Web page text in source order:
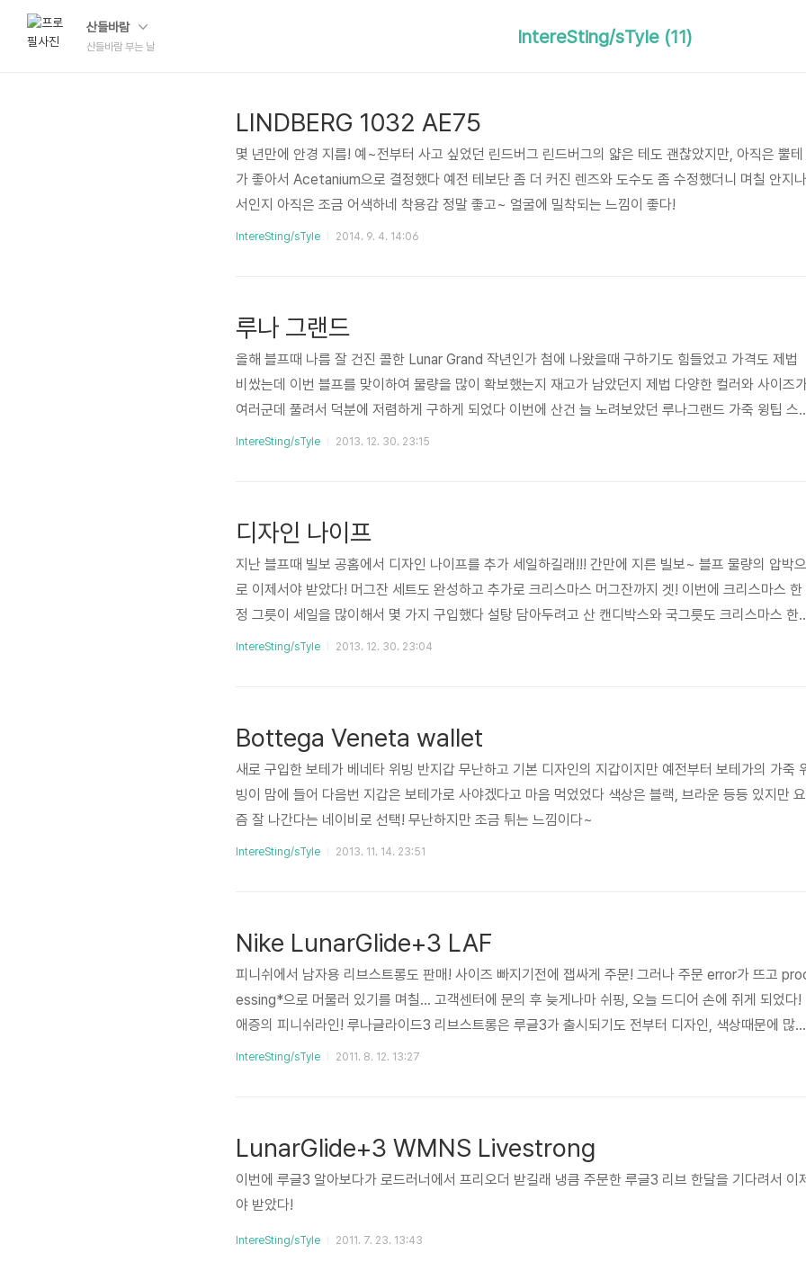
산들바람
산들바람 부는 날 IntereSting/sTyle (11)
LINDBERG 1032 AE75
몇 년만에 안경 지름! 예~전부터 사고 싶었던 린드버그 린드버그의 얇은 테도 괜찮았지만, 아직은 뿔테
가 좋아서 Acetanium으로 결정했다 예전 테보단 좀 더 커진 렌즈와 도수도 좀 수정했더니 며칠 안지나
서인지 아직은 조금 어색하네 착용감 정말 좋고~ 얼굴에 밀착되는 느낌이 좋다!
IntereSting/sTyle 2014. 9. 4. 14:06
루나 그랜드
올해 블프때 나름 잘 건진 콜한 Lunar Grand 작년인가 첨에 나왔을때 구하기도 힘들었고 가격도 제법
비쌌는데 이번 블프를 맞이하여 물량을 많이 확보했는지 재고가 남았던지 제법 다양한 컬러와 사이즈
여러군데 풀려서 덕분에 저렴하게 구하게 되었다 이번에 산건 늘 노려보았던 루나그랜드 가죽 윙팁 스
이드 윙팁도 있지만, 스웨이드는 역시나 관리가... 가죽 윙팁중에 제일 잘 나가는 흰중창에 검은색 가죽
는 느낌..
IntereSting/sTyle 2013. 12. 30. 23:15
디자인 나이프
지난 블프때 빌보 공홈에서 디자인 나이프를 추가 세일하길래!!! 간만에 지른 빌보~ 블프 물량의 압박으
로 이제서야 받았다! 머그잔 세트도 완성하고 추가로 크리스마스 머그잔까지 겟! 이번에 크리스마스 한
정 그릇이 세일을 많이해서 몇 가지 구입했다 설탕 담아두려고 산 캔디박스와 국그릇도 크리스마스 한
판~ 완충재를 넉넉하게 넣어주어서 깨질 염려가 없다 머그잔이나 작은 그릇을 주문하면 오는 6개 칸막
IntereSting/sTyle 2013. 12. 30. 23:04
Bottega Veneta wallet
새로 구입한 보테가 베네타 위빙 반지갑 무난하고 기본 디자인의 지갑이지만 예전부터 보테가의 가죽
빙이 맘에 들어 다음번 지갑은 보테가로 사야겠다고 마음 먹었었다 색상은 블랙, 브라운 등등 있지만 요
즘 잘 나간다는 네이비로 선택! 무난하지만 조금 튀는 느낌이다~
IntereSting/sTyle 2013. 11. 14. 23:51
Nike LunarGlide+3 LAF
피니쉬에서 남자용 리브스트롱도 판매! 사이즈 빠지기전에 잽싸게 주문! 그러나 주문 error가 뜨고
essing*으로 머물러 있기를 며칠... 고객센터에 문의 후 늦게나마 쉬핑, 오늘 드디어 손에 쥐게 되었다!
애증의 피니쉬라인! 루나글라이드3 리브스트롱은 루글3가 출시되기도 전부터 디자인, 색상때문에 많
이들의 관심을 끌었던 모델이다 하지만... 남자용 리브스트롱이 실제 색상이 검노가 아닌 짙은회색노라
IntereSting/sTyle 2011. 8. 12. 13:27
LunarGlide+3 WMNS Livestrong
이번에 루글3 알아보다가 로드러너에서 프리오더 받길래 냉큼 주문한 루글3 리브 한달을 기다려서 이
야 받았다!
IntereSting/sTyle 2011. 7. 23. 13:43